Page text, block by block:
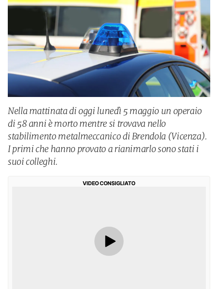
Nella mattinata di oggi lunedì 5 maggio un operaio
di 58 anni è morto mentre si trovava nello
stabilimento metalmeccanico di Brendola (Vicenza).
I primi che hanno provato a rianimarlo sono stati i
suoi colleghi.
VIDEO CONSIGLIATO